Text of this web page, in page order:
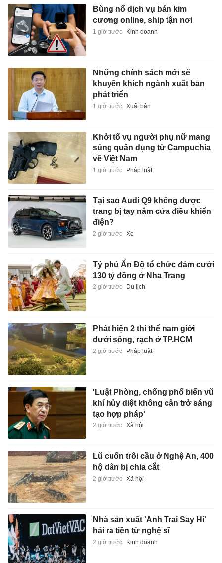
Bùng nổ dịch vụ bán kim
cương online, ship tận nơi
1 giờ trước Kinh doanh
Những chính sách mới sẽ
khuyến khích ngành xuất bản
phát triển
1 giờ trước Xuất bản
Khởi tố vụ người phụ nữ mang
súng quân dụng từ Campuchia
về Việt Nam
1 giờ trước Pháp luật
Tại sao Audi Q9 không được
trang bị tay nắm cửa điều khiển
điện?
2 giờ trước Xe
Tỷ phú Ấn Độ tổ chức đám cưới
130 tỷ đồng ở Nha Trang
2 giờ trước Du lịch
Phát hiện 2 thi thể nam giới
dưới sông, rạch ở TP.HCM
2 giờ trước Pháp luật
'Luật Phòng, chống phổ biến vũ
khí hủy diệt không cản trở sáng
tạo hợp pháp'
2 giờ trước Xã hội
Lũ cuốn trôi cầu ở Nghệ An, 400
hộ dân bị chia cắt
2 giờ trước Xã hội
Nhà sản xuất 'Anh Trai Say Hi'
hái ra tiền từ nghệ sĩ
2 giờ trước Kinh doanh